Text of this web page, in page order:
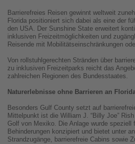
Barrierefreies Reisen gewinnt weltweit
Florida positioniert sich dabei als eine der
den USA. Der Sunshine State erweitert
inklusiven Freizeitmöglichkeiten und
Reisende mit Mobilitätseinschränkungen
Von rollstuhlgerechten Stränden über
zu inklusiven Freizeitparks reicht das
zahlreichen Regionen des Bundesstaates.
Naturerlebnisse ohne Barrieren an
Besonders Gulf County setzt auf
Mittelpunkt ist die William J. “Billy Joe”
Golf von Mexiko. Die Anlage wurde speziell
Behinderungen konzipiert und bietet unter
Strandzugänge, barrierefreie Cabins sowie